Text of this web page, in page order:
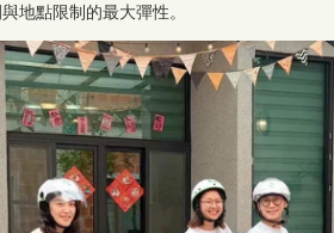
地點限制的最大彈性。